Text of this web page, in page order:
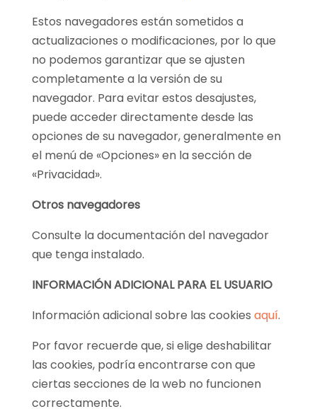
Estos navegadores están sometidos a
actualizaciones o modificaciones, por lo que
no podemos garantizar que se ajusten
completamente a la versión de su
navegador. Para evitar estos desajustes,
puede acceder directamente desde las
opciones de su navegador, generalmente en
el menú de «Opciones» en la sección de
«Privacidad».
Otros navegadores
Consulte la documentación del navegador
que tenga instalado.
INFORMACIÓN ADICIONAL PARA EL USUARIO
Información adicional sobre las cookies aquí.
Por favor recuerde que, si elige deshabilitar
las cookies, podría encontrarse con que
ciertas secciones de la web no funcionen
correctamente.